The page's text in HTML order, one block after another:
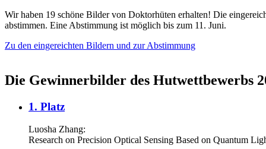
Wir haben 19 schöne Bilder von Doktorhüten erhalten! Die
abstimmen. Eine Abstimmung ist möglich bis zum 11. Juni.
Zu den eingereichten Bildern und zur Abstimmung
Die Gewinnerbilder des Hutwettbewerbs
1. Platz
Luosha Zhang:
Research on Precision Optical Sensing Based on Quantum